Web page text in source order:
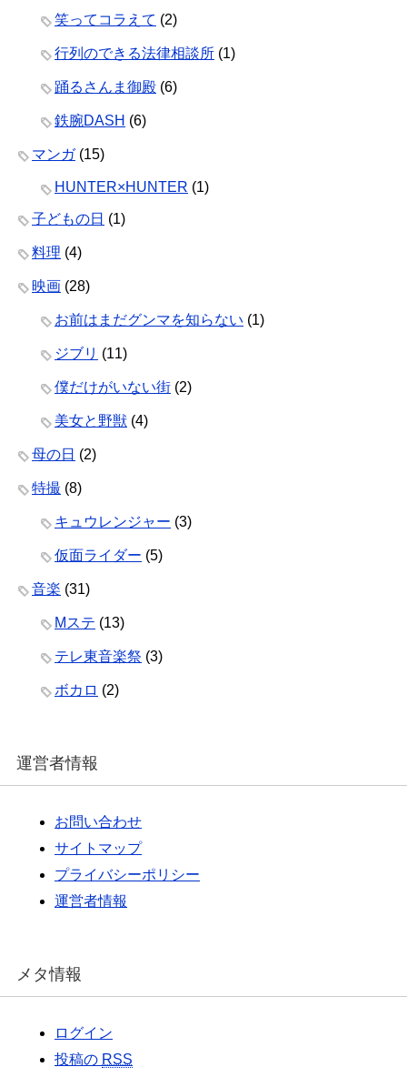
笑ってコラえて (2)
行列のできる法律相談所 (1)
踊るさんま御殿 (6)
鉄腕DASH (6)
マンガ(15)
HUNTER×HUNTER (1)
子どもの日 (1)
料理 (4)
映画 (28)
お前はまだグンマを知らない (1)
ジブリ (11)
僕だけがいない街 (2)
美女と野獣 (4)
母の日 (2)
特撮 (8)
キュウレンジャー (3)
仮面ライダー (5)
音楽 (31)
Mステ (13)
テレ東音楽祭 (3)
ボカロ (2)
運営者情報
お問い合わせ
サイトマップ
プライバシーポリシー
運営者情報
メタ情報
ログイン
投稿の RSS